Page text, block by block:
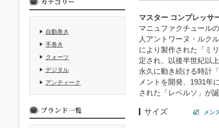
マスター コンプレッサ
マニュファクチュール
人アントワーヌ・ルク
により製作された「ミ
定され、以後半世紀以
永久に動き続ける時計
メントを開発、1931年
された「レベルソ」が
サイズ メン
自動巻き
手巻き
クォーツ
デジタル
アンティーク